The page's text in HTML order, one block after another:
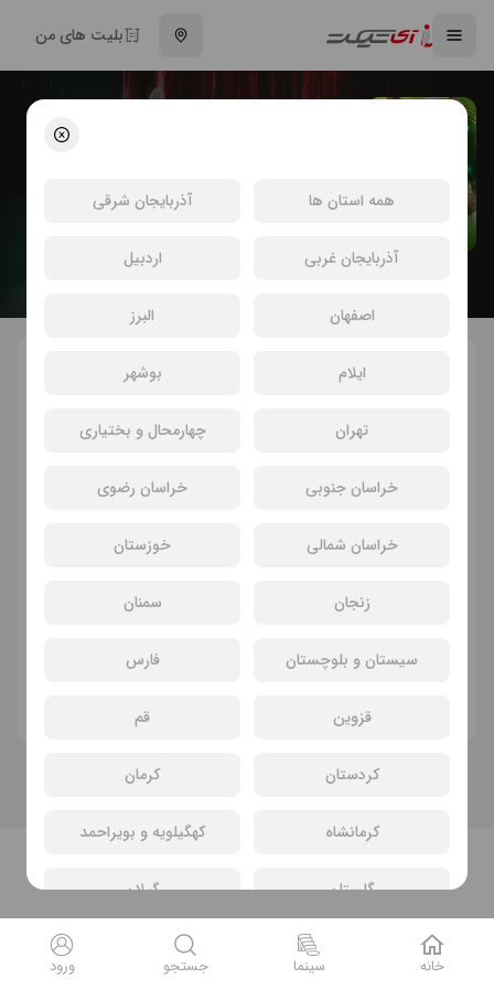
بلیت های من
همه استان ها آذربایجان شرقی
آذربایجان غربی اردبیل
اصفهان البرز
ایلام بوشهر
تهران چهارمحال و بختیاری
خراسان جنوبی خراسان رضوی
خراسان شمالی خوزستان
زنجان سمنان
سیستان و بلوچستان فارس
قزوین قم
کردستان کرمان
کرمانشاه کهگیلویه و بویراحمد
گلستان گیلان
انتخاب سانس و سینما
خانه سینما جستجو ورود